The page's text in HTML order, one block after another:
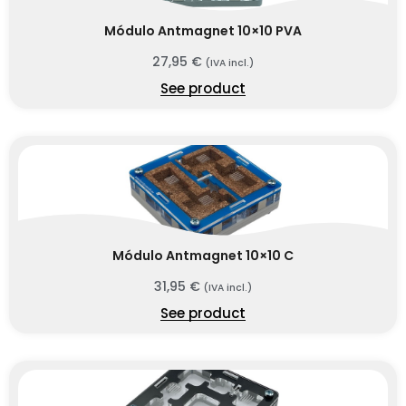
Módulo Antmagnet 10×10 PVA
27,95 € (IVA incl.)
See product
Módulo Antmagnet 10×10 C
31,95 € (IVA incl.)
See product